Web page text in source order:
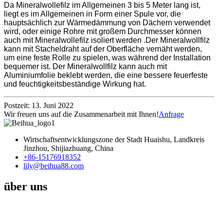
Da Mineralwollefilz im Allgemeinen 3 bis 5 Meter lang ist,
liegt es im Allgemeinen in Form einer Spule vor, die
hauptsächlich zur Wärmedämmung von Dächern verwendet
wird, oder einige Rohre mit großem Durchmesser können
auch mit Mineralwollefilz isoliert werden .Der Mineralwollfilz
kann mit Stacheldraht auf der Oberfläche vernäht werden,
um eine feste Rolle zu spielen, was während der Installation
bequemer ist. Der Mineralwollfilz kann auch mit
Aluminiumfolie beklebt werden, die eine bessere feuerfeste
und feuchtigkeitsbeständige Wirkung hat.
Postzeit: 13. Juni 2022
Wir freuen uns auf die Zusammenarbeit mit Ihnen!Anfrage
Wirtschaftsentwicklungszone der Stadt Huaishu, Landkreis
Jinzhou, Shijiazhuang, China
+86-15176918352
lily@beihua88.com
über uns